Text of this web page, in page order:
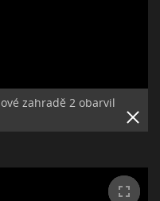
zahradě 2 obarvil